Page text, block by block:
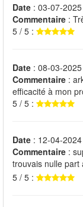
Date : 03-07-
Commentaire :
5 / 5 :
Date : 08-03-
Commentaire :
efficacité à mon
5 / 5 :
Date : 12-04-
Commentaire :
trouvais nulle part
5 / 5 :